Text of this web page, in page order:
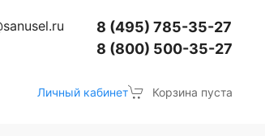
8 (495) 785-35-27
8 (800) 500-35-27
Личный кабинет Корзина пуста